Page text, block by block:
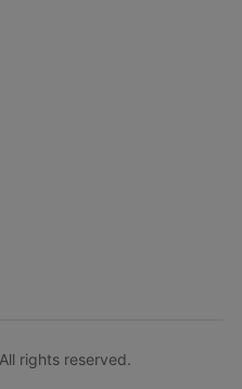
rights reserved.